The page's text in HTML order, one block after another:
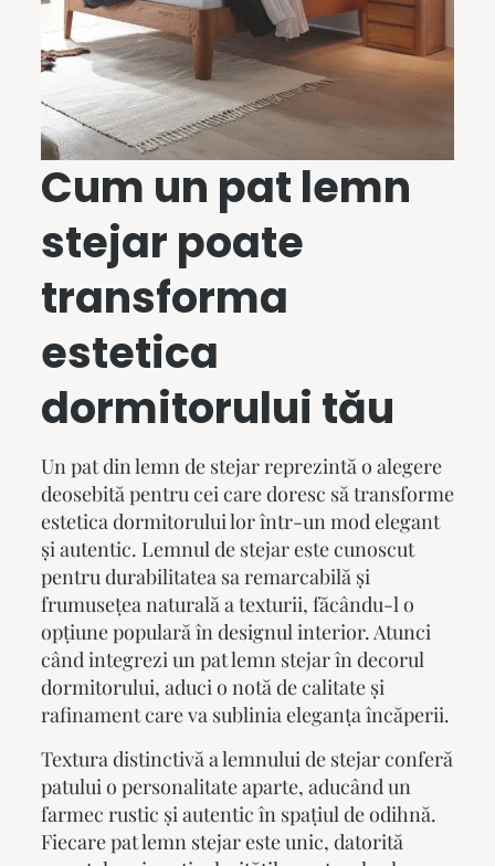
Cum un pat lemn
stejar poate
transforma
estetica
dormitorului tău
Un pat din lemn de stejar reprezintă o alegere
deosebită pentru cei care doresc să transforme
estetica dormitorului lor într-un mod elegant
și autentic. Lemnul de stejar este cunoscut
pentru durabilitatea sa remarcabilă și
frumusețea naturală a texturii, făcându-l o
opțiune populară în designul interior. Atunci
când integrezi unpat lemn stejarîn decorul
dormitorului, aduci o notă de calitate și
rafinament care va sublinia eleganța încăperii.
Textura distinctivă a lemnului de stejar conferă
patului o personalitate aparte, aducând un
farmec rustic și autentic în spațiul de odihnă.
Fiecarepat lemn stejareste unic, datorită